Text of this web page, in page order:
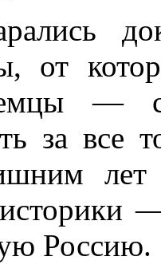
от
—
за
лет
Россию.